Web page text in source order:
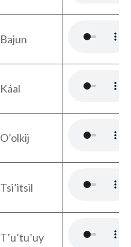
Bajun
Káal
O’olkij
Tsi’itsil
T’u’tu’uy